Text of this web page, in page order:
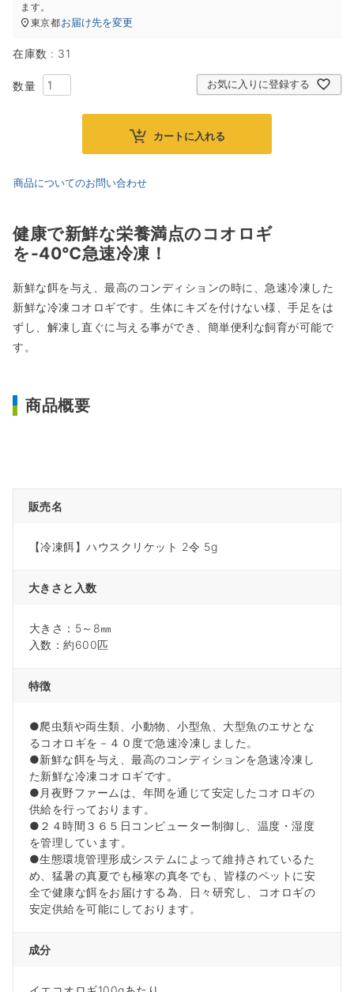
ます。
東京都お届け先を変更
在庫数 31
お気に入りに登録する
カートに入れる
商品についてのお問い合わせ
健康で新鮮な栄養満点のコオロギ
を-40℃急速冷凍！
新鮮な餌を与え、最高のコンディションの時に、急速冷凍した
新鮮な冷凍コオロギです。生体にキズを付けない様、手足をは
ずし、解凍し直ぐに与える事ができ、簡単便利な飼育が可能で
す。
商品概要
販売名
【冷凍餌】ハウスクリケット 2令 5g
大きさと入数
大きさ：5～8㎜
入数：約600匹
特徴
●爬虫類や両生類、小動物、小型魚、大型魚のエサとな
るコオロギを－４０度で急速冷凍しました。
●新鮮な餌を与え、最高のコンディションを急速冷凍し
た新鮮な冷凍コオロギです。
●月夜野ファームは、年間を通じて安定したコオロギの
供給を行っております。
●２４時間３６５日コンピューター制御し、温度・湿度
を管理しています。
●生態環境管理形成システムによって維持されているた
め、猛暑の真夏でも極寒の真冬でも、皆様のペットに安
全で健康な餌をお届けする為、日々研究し、コオロギの
安定供給を可能にしております。
成分